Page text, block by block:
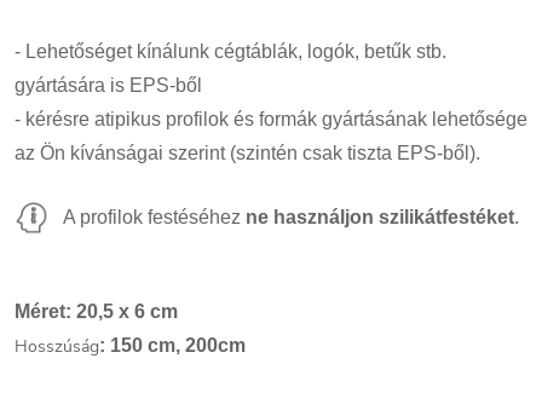
- Lehetőséget kínálunk cégtáblák, logók, betűk stb.
gyártására is EPS-ből
- kérésre atipikus profilok és formák gyártásának lehetősége
az Ön kívánságai szerint (szintén csak tiszta EPS-ből).
A profilok festéséhez ne használjon szilikátfestéket.
Méret: 20,5 x 6 cm
Hosszúság: 150 cm, 200cm